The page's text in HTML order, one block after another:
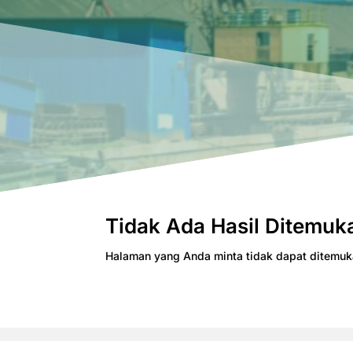
Tidak Ada Hasil
Halaman yang Anda minta tidak dapat